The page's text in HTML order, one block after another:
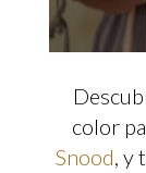
color
Snood ,